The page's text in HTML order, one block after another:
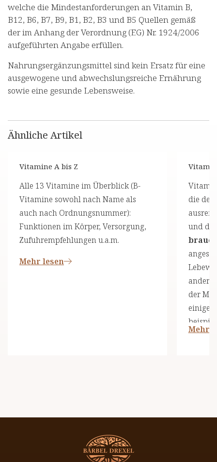
welche die Mindestanforderungen an Vitamin B,
B12, B6, B7, B9, B1, B2, B3 und B5 Quellen gemäß
der im Anhang der Verordnung (EG) Nr. 1924/2006
aufgeführten Angabe erfüllen.
Nahrungsergänzungsmittel sind kein Ersatz für eine
ausgewogene und abwechslungsreiche Ernährung
sowie eine gesunde Lebensweise.
Ähnliche Artikel
Vitamine A bis Z
Alle 13 Vitamine im Überblick (B-
Vitamine sowohl nach Name als
auch nach Ordnungsnummer):
Funktionen im Körper, Versorgung,
Zufuhrempfehlungen u.a.m.
Mehr lesen
die der
und
andere
der
einige
und
Mehr